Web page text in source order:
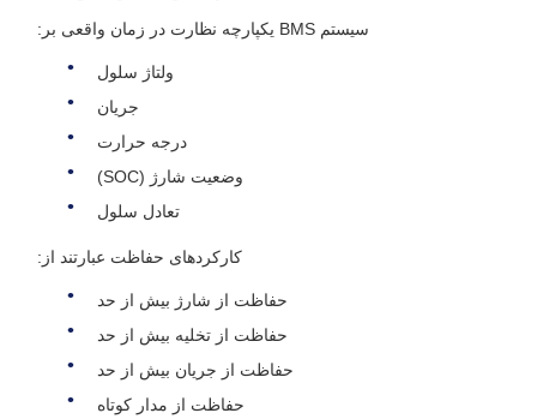
سیستم BMS یکپارچه نظارت در زمان واقعی بر:
ولتاژ سلول
جریان
درجه حرارت
وضعیت شارژ (SOC)
تعادل سلول
کارکردهای حفاظت عبارتند از:
حفاظت از شارژ بیش از حد
حفاظت از تخلیه بیش از حد
حفاظت از جریان بیش از حد
حفاظت از مدار کوتاه